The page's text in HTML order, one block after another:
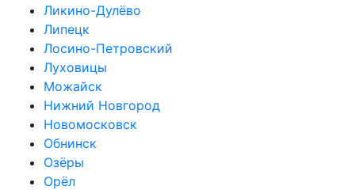
Ликино-Дулёво
Липецк
Лосино-Петровский
Луховицы
Можайск
Нижний Новгород
Новомосковск
Обнинск
Озёры
Орёл